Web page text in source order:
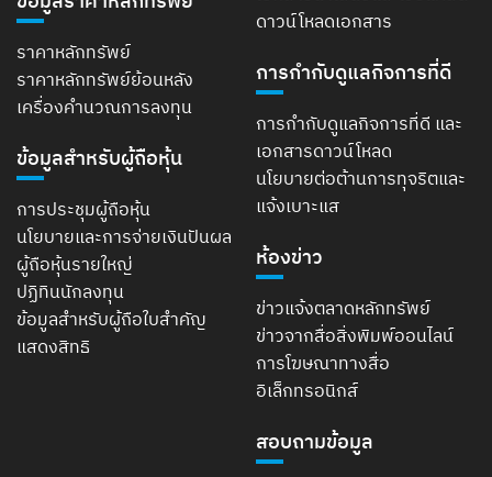
ราคาหลักทรัพย์
ราคาหลักทรัพย์ย้อนหลัง
เครื่องคำนวณการลงทุน
ข้อมูลสำหรับผู้ถือหุ้น
การประชุมผู้ถือหุ้น
นโยบายและการจ่ายเงินปันผล
ผู้ถือหุ้นรายใหญ่
ปฏิทินนักลงทุน
ข้อมูลสำหรับผู้ถือใบสำคัญ
แสดงสิทธิ
ดาวน์โหลดเอกสาร
การกำกับดูแลกิจการที่ดี
การกำกับดูแลกิจการที่ดี และ
เอกสารดาวน์โหลด
นโยบายต่อต้านการทุจริตและ
แจ้งเบาะแส
ห้องข่าว
ข่าวแจ้งตลาดหลักทรัพย์
ข่าวจากสื่อสิ่งพิมพ์ออนไลน์
การโฆษณาทางสื่อ
อิเล็กทรอนิกส์
สอบถามข้อมูล